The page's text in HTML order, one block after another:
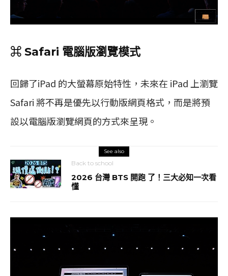
⌘ Safari 電腦版瀏覽模式
回歸了iPad 的大螢幕原始特性，未來在 iPad 上瀏覽
Safari 將不再是優先以行動版網頁格式，而是將預
設以電腦版瀏覽網頁的方式來呈現。
See also
Back to school
2026 台灣 BTS 開跑 了！三大必知一次看
懂